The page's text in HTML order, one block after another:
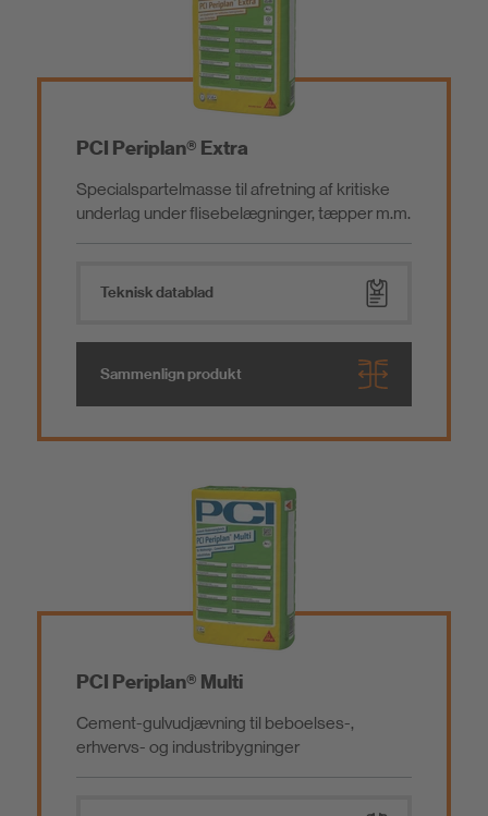
Klæbere og Montagemørtel
Værktøj
Lavemissions produkter
PCI Periplan® Extra
Specialspartelmasse til afretning af kritiske
underlag under flisebelægninger, tæpper m.m.
Teknisk datablad
Sammenlign produkt
PCI Periplan® Multi
Cement-gulvudjævning til beboelses-,
erhvervs- og industribygninger